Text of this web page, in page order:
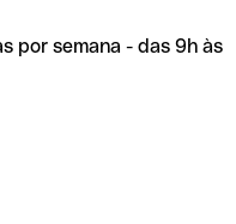
por semana - das 9h às